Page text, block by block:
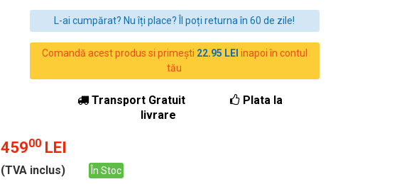
L-ai cumpărat? Nu îți place? Îl poți returna în 60 de zile!
Comandă acest produs si primești 22.95 LEI inapoi în contul
tău
Transport Gratuit
Plata la
livrare
45900 LEI
(TVA inclus)
În Stoc